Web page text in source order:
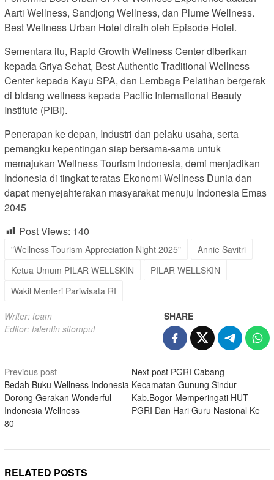
Aarti Wellness, Sandjong Wellness, dan Plume Wellness.
Best Wellness Urban Hotel diraih oleh Episode Hotel.
Sementara itu, Rapid Growth Wellness Center diberikan
kepada Griya Sehat, Best Authentic Traditional Wellness
Center kepada Kayu SPA, dan Lembaga Pelatihan bergerak
di bidang wellness kepada Pacific International Beauty
Institute (PIBI).
Penerapan ke depan, Industri dan pelaku usaha, serta
pemangku kepentingan siap bersama-sama untuk
memajukan Wellness Tourism Indonesia, demi menjadikan
Indonesia di tingkat teratas Ekonomi Wellness Dunia dan
dapat menyejahterakan masyarakat menuju Indonesia Emas
2045
Post Views: 140
"Wellness Tourism Appreciation Night 2025"
Annie Savitri
Ketua Umum PILAR WELLSKIN
PILAR WELLSKIN
Wakil Menteri Pariwisata RI
Writer: team
Editor: falentin sitompul
SHARE
Post
navigation
Previous post
Bedah Buku Wellness Indonesia
Dorong Gerakan Wonderful
Indonesia Wellness
Next post PGRI Cabang
Kecamatan Gunung Sindur
Kab.Bogor Memperingati HUT
PGRI Dan Hari Guru Nasional Ke
80
RELATED POSTS